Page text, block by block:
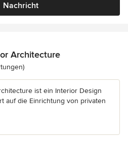
Nachricht
Architecture
5 von 5 Sternen
ist ein Interior Design
auf die Einrichtung von privaten